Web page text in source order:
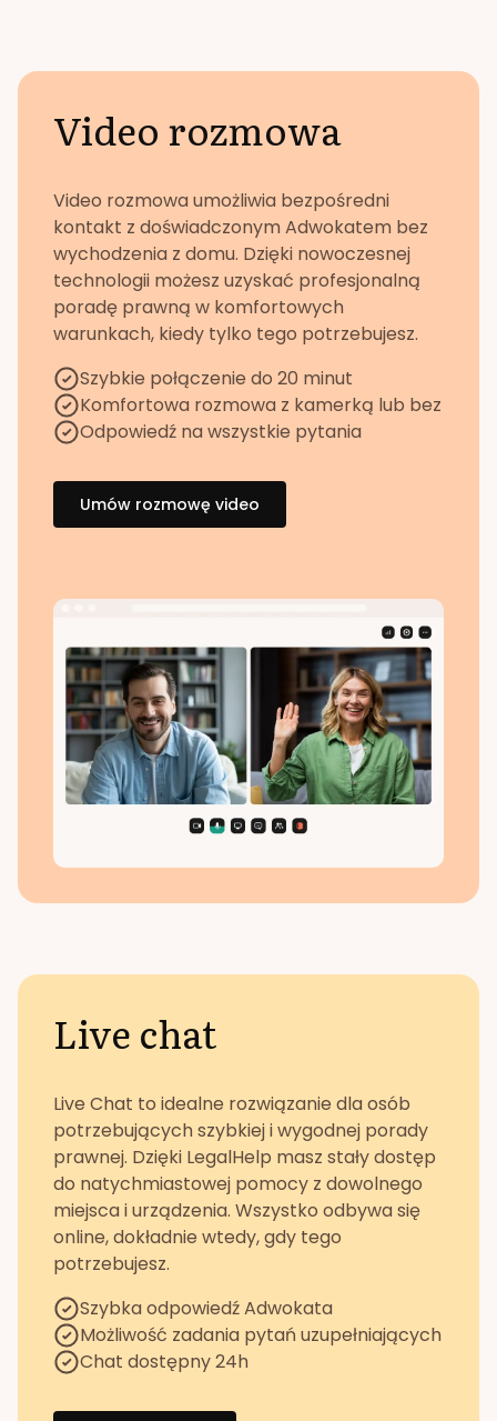
Video rozmowa
Video rozmowa umożliwia bezpośredni
kontakt z doświadczonym Adwokatem bez
wychodzenia z domu. Dzięki nowoczesnej
technologii możesz uzyskać profesjonalną
poradę prawną w komfortowych
warunkach, kiedy tylko tego potrzebujesz.
Szybkie połączenie do 20 minut
Komfortowa rozmowa z kamerką lub bez
Odpowiedź na wszystkie pytania
Umów rozmowę video
Live chat
Live Chat to idealne rozwiązanie dla osób
potrzebujących szybkiej i wygodnej porady
prawnej. Dzięki LegalHelp masz stały dostęp
do natychmiastowej pomocy z dowolnego
miejsca i urządzenia. Wszystko odbywa się
online, dokładnie wtedy, gdy tego
potrzebujesz.
Szybka odpowiedź Adwokata
Możliwość zadania pytań uzupełniających
Chat dostępny 24h